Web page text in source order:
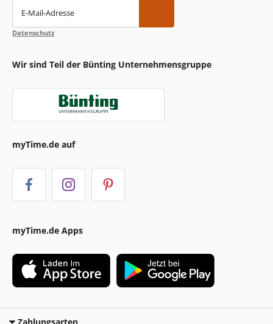
E-Mail-Adresse
Datenschutz
Wir sind Teil der Bünting Unternehmensgruppe
myTime.de auf
myTime.de Apps
Zahlungsarten